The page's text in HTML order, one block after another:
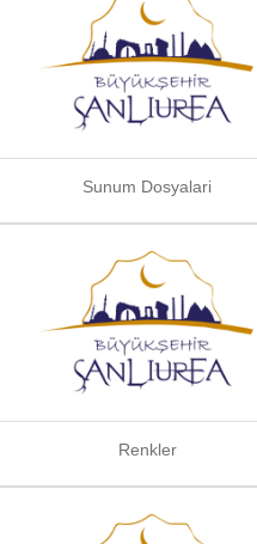
Sunum Dosyalari
Renkler